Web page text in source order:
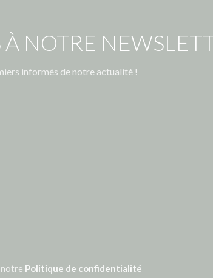
NOTRE
informés de notre actualité !
notre Politique de confidentialité